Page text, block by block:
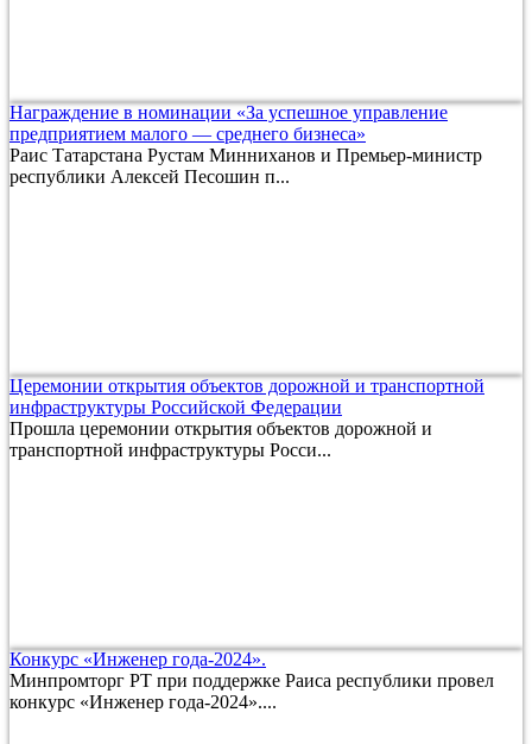
Награждение в номинации «За успешное управление
предприятием малого — среднего бизнеса»
Раис Татарстана Рустам Минниханов и Премьер-министр
республики Алексей Песошин п...
Церемонии открытия объектов дорожной и транспортной
инфраструктуры Российской Федерации
Прошла церемонии открытия объектов дорожной и
транспортной инфраструктуры Росси...
Конкурс «Инженер года-2024».
Минпромторг РТ при поддержке Раиса республики провел
конкурс «Инженер года-2024»....